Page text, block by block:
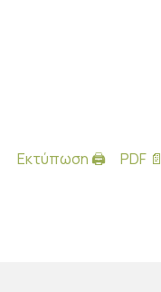
Εκτύπωση 🖨 PDF 📄